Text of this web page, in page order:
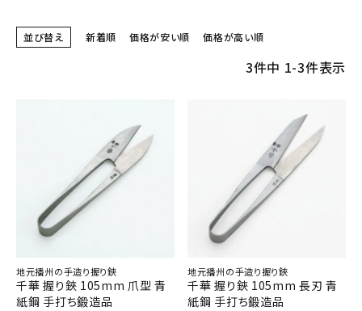
並び替え 新着順 価格が安い順 価格が高い順
3件中 1-3件表示
地元播州の手造り握り鋏
千華 握り鋏 105mm 爪型 青
紙鋼 手打ち鍛造品
地元播州の手造り握り鋏
千華 握り鋏 105mm 長刃 青
紙鋼 手打ち鍛造品